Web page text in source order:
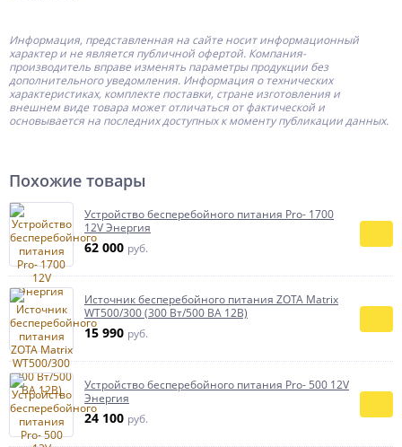
Информация, представленная на сайте носит информационный
характер и не является публичной офертой. Компания-
производитель вправе изменять параметры продукции без
дополнительного уведомления. Информация о технических
характеристиках, комплекте поставки, стране изготовления и
внешнем виде товара может отличаться от фактической и
основывается на последних доступных к моменту публикации данных.
Похожие товары
Устройство бесперебойного питания Pro- 1700
12V Энергия
62 000 руб.
Источник бесперебойного питания ZOTA Matrix
WT500/300 (300 Вт/500 ВА 12В)
15 990 руб.
Устройство бесперебойного питания Pro- 500 12V
Энергия
24 100 руб.